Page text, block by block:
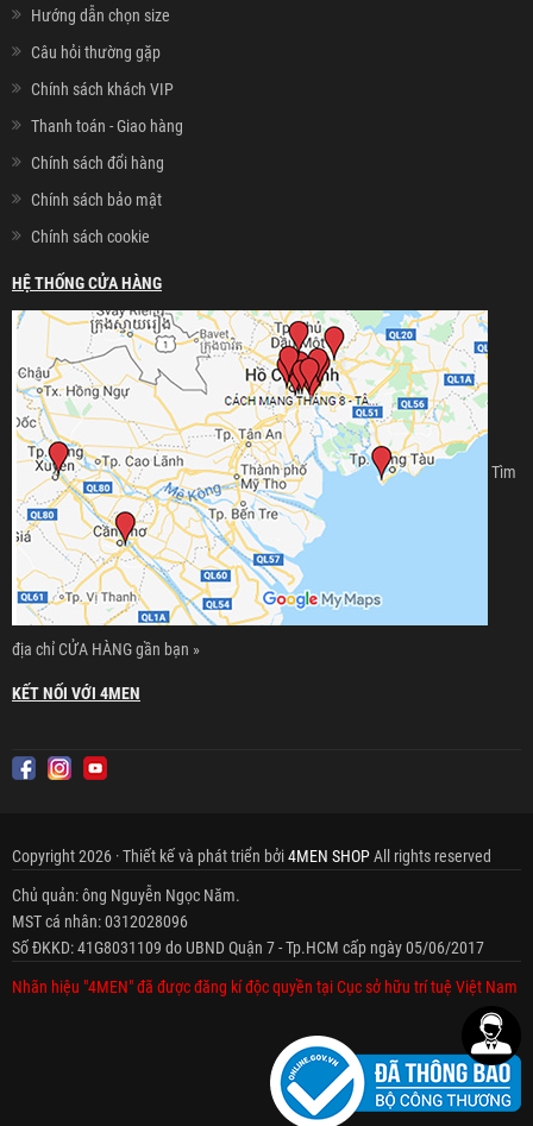
Hướng dẫn chọn size
Câu hỏi thường gặp
Chính sách khách VIP
Thanh toán - Giao hàng
Chính sách đổi hàng
Chính sách bảo mật
Chính sách cookie
HỆ THỐNG CỬA HÀNG
Tìm
địa chỉ CỬA HÀNG gần bạn »
KẾT NỐI VỚI 4MEN
Copyright 2026 · Thiết kế và phát triển bởi4MEN SHOPAll rights reserved
Chủ quản: ông Nguyễn Ngọc Năm.
MST cá nhân: 0312028096
Số ĐKKD: 41G8031109 do UBND Quận 7 - Tp.HCM cấp ngày 05/06/2017
Nhãn hiệu "4MEN" đã được đăng kí độc quyền tại Cục sở hữu trí tuệ Việt Nam